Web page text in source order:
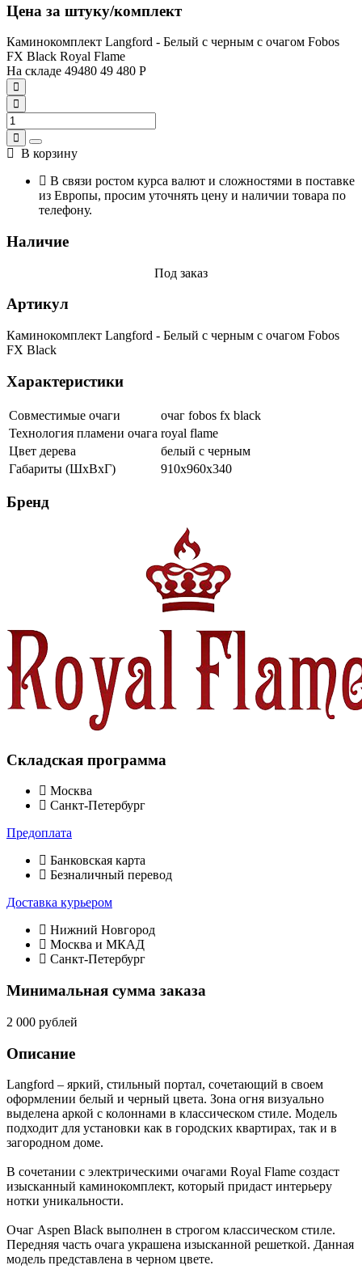
Цена за штуку/комплект
Каминокомплект Langford - Белый с черным с очагом Fobos
FX Black Royal Flame
На складе 49480 49 480 Р
В корзину
В связи ростом курса валют и сложностями в поставке
из Европы, просим уточнять цену и наличии товара по
телефону.
Наличие
Под заказ
Артикул
Каминокомплект Langford - Белый с черным с очагом Fobos
FX Black
Характеристики
Совместимые очаги
очаг fobos fx black
Технология пламени очага royal flame
Цвет дерева
белый с черным
Габариты (ШхВхГ)
910x960x340
Бренд
Складская программа
Москва
Санкт-Петербург
Предоплата
Банковская карта
Безналичный перевод
Доставка курьером
Нижний Новгород
Москва и МКАД
Санкт-Петербург
Минимальная сумма заказа
2 000 рублей
Описание
Langford – яркий, стильный портал, сочетающий в своем
оформлении белый и черный цвета. Зона огня визуально
выделена аркой с колоннами в классическом стиле. Модель
подходит для установки как в городских квартирах, так и в
загородном доме.
В сочетании с электрическими очагами Royal Flame создаст
изысканный каминокомплект, который придаст интерьеру
нотки уникальности.
Очаг Aspen Black выполнен в строгом классическом стиле.
Передняя часть очага украшена изысканной решеткой. Данная
модель представлена в черном цвете.